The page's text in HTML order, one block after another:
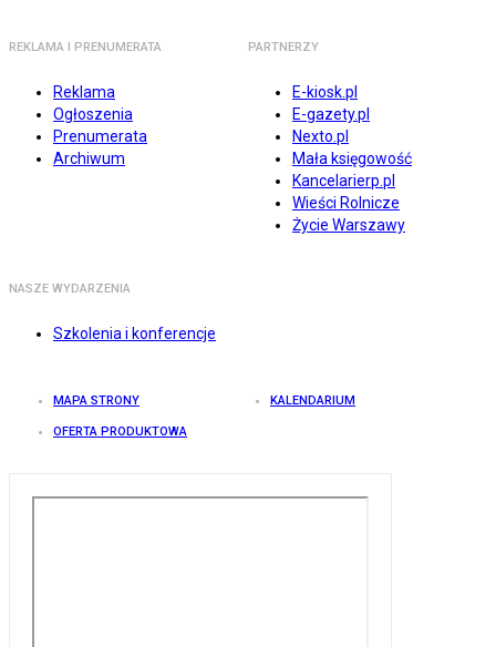
REKLAMA I PRENUMERATA
Reklama
Ogłoszenia
Prenumerata
Archiwum
PARTNERZY
E-kiosk.pl
E-gazety.pl
Nexto.pl
Mała księgowość
Kancelarierp.pl
Wieści Rolnicze
Życie Warszawy
NASZE WYDARZENIA
Szkolenia i konferencje
MAPA STRONY KALENDARIUM
OFERTA PRODUKTOWA